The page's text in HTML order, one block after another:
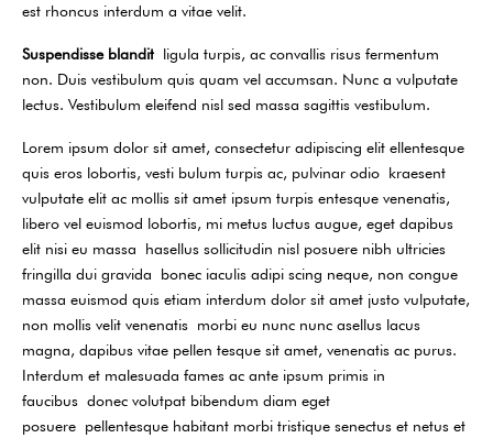
est rhoncus interdum a vitae velit.
Suspendisse blandit ligula turpis, ac convallis risus fermentum
non. Duis vestibulum quis quam vel accumsan. Nunc a vulputate
lectus. Vestibulum eleifend nisl sed massa sagittis vestibulum.
Lorem ipsum dolor sit amet, consectetur adipiscing elit ellentesque
quis eros lobortis, vesti bulum turpis ac, pulvinar odio kraesent
vulputate elit ac mollis sit amet ipsum turpis entesque venenatis,
libero vel euismod lobortis, mi metus luctus augue, eget dapibus
elit nisi eu massa hasellus sollicitudin nisl posuere nibh ultricies
fringilla dui gravida bonec iaculis adipi scing neque, non congue
massa euismod quis etiam interdum dolor sit amet justo vulputate,
non mollis velit venenatis morbi eu nunc nunc asellus lacus
magna, dapibus vitae pellen tesque sit amet, venenatis ac purus.
Interdum et malesuada fames ac ante ipsum primis in
faucibus donec volutpat bibendum diam eget
posuere pellentesque habitant morbi tristique senectus et netus et